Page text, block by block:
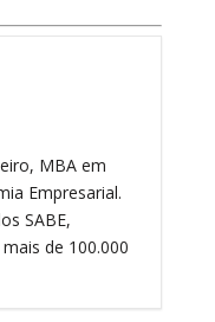
MBA em
Empresarial.
SABE,
de 100.000